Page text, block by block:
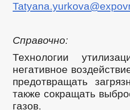
Справочно:
Технологии
негативное
предотвращать
также сокращать
газов.